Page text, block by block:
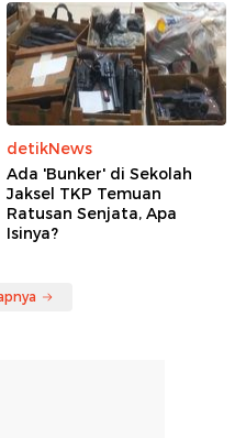
detikNews
Ada 'Bunker' di Sekolah
Jaksel TKP Temuan
Ratusan Senjata, Apa
Isinya?